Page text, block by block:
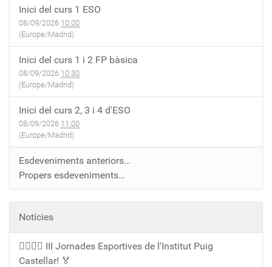
Inici del curs 1 ESO
08/09/2026 10:00
(Europe/Madrid)
Inici del curs 1 i 2 FP bàsica
08/09/2026 10:30
(Europe/Madrid)
Inici del curs 2, 3 i 4 d'ESO
08/09/2026 11:00
(Europe/Madrid)
Esdeveniments anteriors…
Propers esdeveniments…
Notícies
🏃‍♀️🏃‍♂️ III Jornades Esportives de l'Institut Puig
Castellar! 🏅